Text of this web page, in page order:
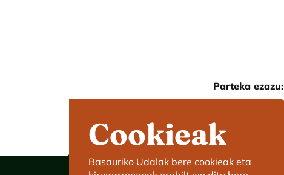
Parteka ezazu:
Cookieak
Basauriko Udalak bere cookieak eta